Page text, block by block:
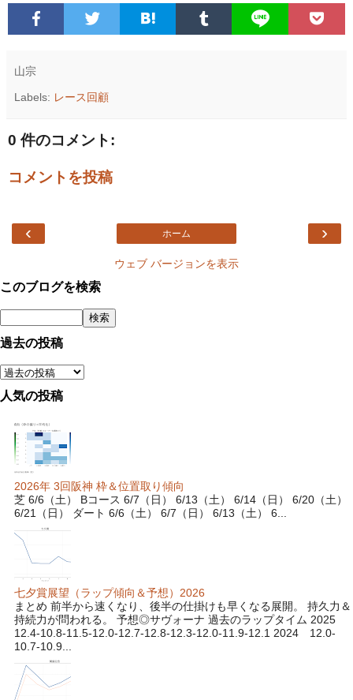
山宗
Labels: レース回顧
0 件のコメント:
コメントを投稿
‹ ›
ホーム
ウェブ バージョンを表示
このブログを検索
過去の投稿
人気の投稿
2026年 3回阪神 枠＆位置取り傾向
芝 6/6（土） Bコース 6/7（日） 6/13（土） 6/14（日） 6/20（土）
6/21（日） ダート 6/6（土） 6/7（日） 6/13（土） 6...
七夕賞展望（ラップ傾向＆予想）2026
まとめ 前半から速くなり、後半の仕掛けも早くなる展開。 持久力＆
持続力が問われる。 予想◎サヴォーナ 過去のラップタイム 2025
12.4-10.8-11.5-12.0-12.7-12.8-12.3-12.0-11.9-12.1 2024 12.0-
10.7-10.9...